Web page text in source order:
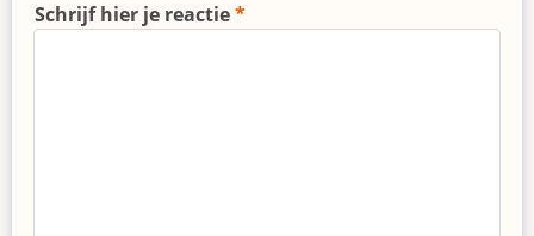
Schrijf hier je reactie